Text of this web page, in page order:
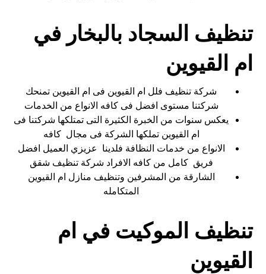
تنظيف السجاد بالبخار في
ام القيوين
شركة تنظيف فلل ام القيوين فى ام القيوين تمنحك
شركتنا مستوى افضل فى كافه الانواع من الخدمات
يعكس سنوات من الخبرة الكثيرة التى تمتلكها شركتنا فى
ام القيوين تملكها الشركة فى مجال كافه
الانواع من خدمات النظافة فلدينا عزيزي العميل افضل
فريق كامل من كافه الافراد شركة تنظيف شقق
الشارقة من المشرفين وتنظيف منازل ام القيوين
المتكامله
تنظيف الموكيت في ام
القيوين